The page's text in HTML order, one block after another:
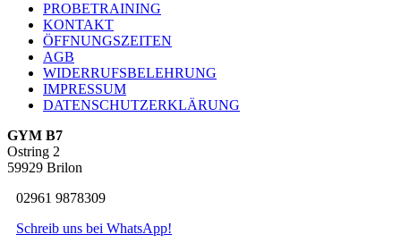
PROBETRAINING
KONTAKT
ÖFFNUNGSZEITEN
AGB
WIDERRUFSBELEHRUNG
IMPRESSUM
DATENSCHUTZERKLÄRUNG
GYM B7
Ostring 2
59929 Brilon
02961 9878309
Schreib uns bei WhatsApp!